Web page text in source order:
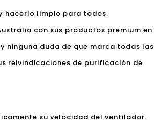
hacerlo limpio para todos.
con sus productos premium en
ninguna duda de que marca todas las
reivindicaciones de purificación de
su velocidad del ventilador.